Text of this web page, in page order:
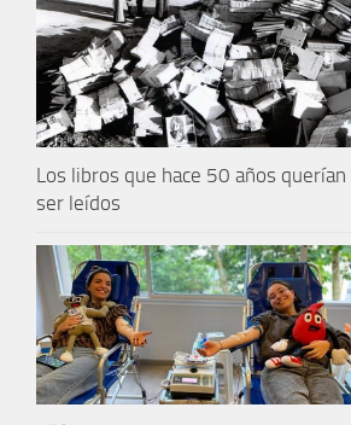
Los libros que hace 50 años querían
ser leídos